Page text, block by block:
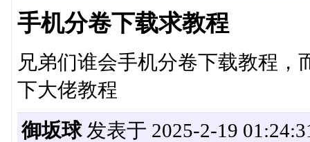
手机分卷下载求教程
兄弟们谁会手机分卷下载教程
下大佬教程
御坂球发表于 2025-2-19